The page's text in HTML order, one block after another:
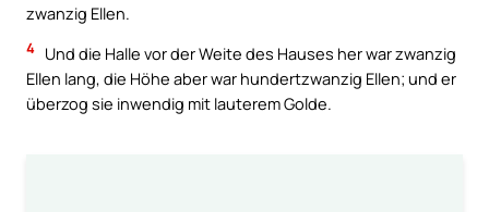
zwanzig Ellen.
4 Und die Halle vor der Weite des Hauses her war zwanzig
Ellen lang, die Höhe aber war hundertzwanzig Ellen; und er
überzog sie inwendig mit lauterem Golde.